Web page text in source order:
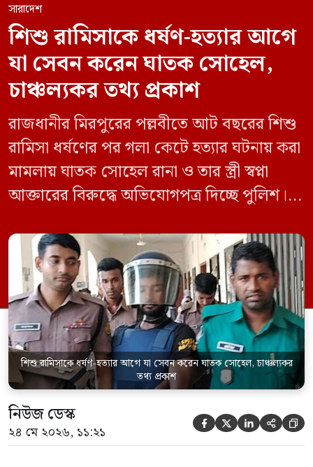
সারাদেশ
শিশু রামিসাকে ধর্ষণ-হত্যার আগে
যা সেবন করেন ঘাতক সোহেল,
চাঞ্চল্যকর তথ্য প্রকাশ
রাজধানীর মিরপুরের পল্লবীতে আট বছরের শিশু
রামিসা ধর্ষণের পর গলা কেটে হত্যার ঘটনায় করা
মামলায় ঘাতক সোহেল রানা ও তার স্ত্রী স্বপ্না
আক্তারের বিরুদ্ধে অভিযোগপত্র দিচ্ছে পুলিশ।
সেবন করেছিলেন বলে জবানবন্দিতে
জানিয়েছেন আসামি। রোববার (২৪ মে) সকালে
মামলার তদন্ত কর্মকর্তা পল্লবী থানার উপ-
পরিদর্শক অহিদুজ্জামান এ তথ্য নিছিত করেন।
তিনি বলেন, […]
শিশু রামিসাকে ধর্ষণ-হত্যার আগে যা সেবন করেন ঘাতক সোহেল, চাঞ্চল্যকর
তথ্য প্রকাশ
নিউজ ডেস্ক
২৪ মে ২০২৬, ১১:২১     